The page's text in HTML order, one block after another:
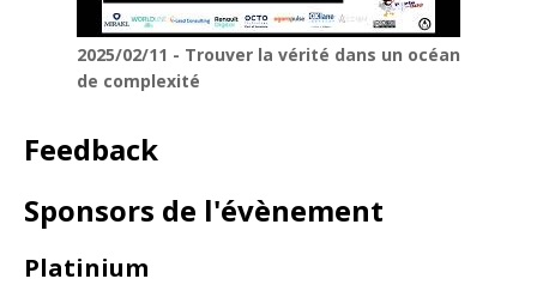
2025/02/11 - Trouver la vérité dans un océan
de complexité
Feedback
Sponsors de l'évènement
Platinium